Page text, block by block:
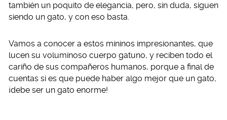
también un poquito de elegancia, pero, sin duda, siguen
siendo un gato, y con eso basta.
Vamos a conocer a estos mininos impresionantes, que
lucen su voluminoso cuerpo gatuno, y reciben todo el
cariño de sus compañeros humanos, porque a final de
cuentas si es que puede haber algo mejor que un gato,
¡debe ser un gato enorme!